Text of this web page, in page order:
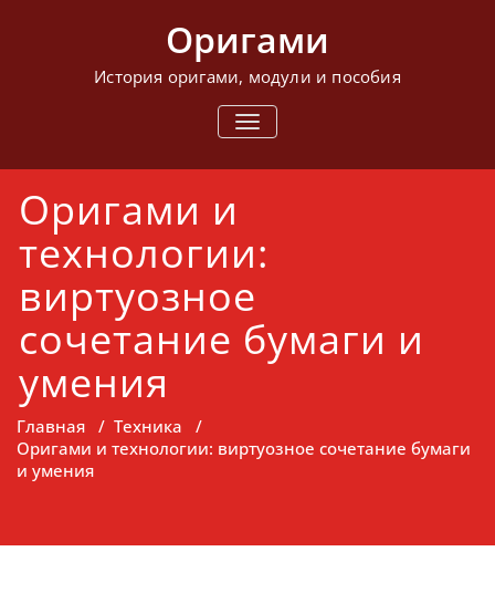
Оригами
История оригами, модули и пособия
ПОКАЗАТЬ/
СКРЫТЬ
Оригами и
технологии:
виртуозное
сочетание бумаги и
умения
Главная / Техника /
Оригами и технологии: виртуозное сочетание бумаги
и умения